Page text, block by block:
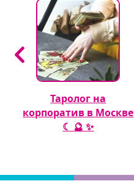
Таролог на
корпоратив в Москве
☾ 🔮 ✨